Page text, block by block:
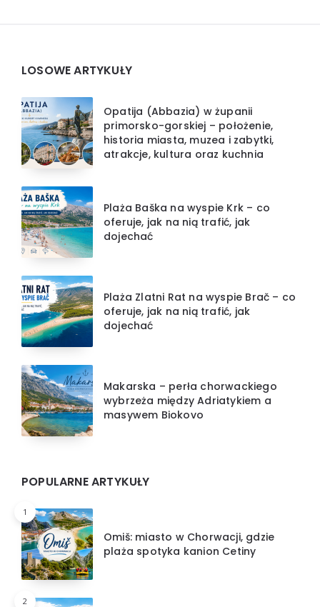
Widgets
LOSOWE ARTYKUŁY
Opatija (Abbazia) w żupanii
primorsko-gorskiej – położenie,
historia miasta, muzea i zabytki,
atrakcje, kultura oraz kuchnia
Plaża Baška na wyspie Krk – co
oferuje, jak na nią trafić, jak
dojechać
Plaża Zlatni Rat na wyspie Brač – co
oferuje, jak na nią trafić, jak
dojechać
Makarska – perła chorwackiego
wybrzeża między Adriatykiem a
masywem Biokovo
POPULARNE ARTYKUŁY
1
Omiš: miasto w Chorwacji, gdzie
plaża spotyka kanion Cetiny
2